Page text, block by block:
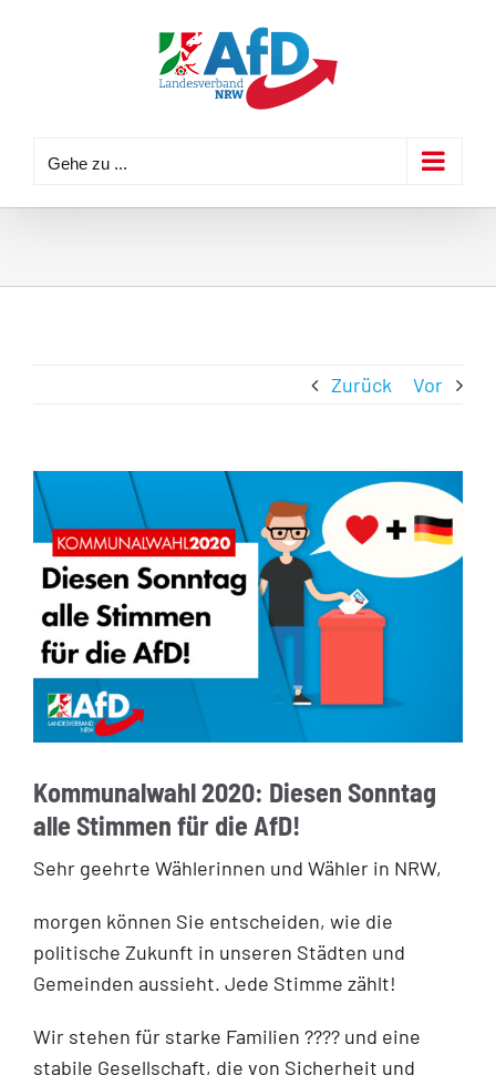
Gehe zu ...
Zurück Vor
Kommunalwahl 2020: Diesen Sonntag
alle Stimmen für die AfD!
Sehr geehrte Wählerinnen und Wähler in NRW,
morgen können Sie entscheiden, wie die
politische Zukunft in unseren Städten und
Gemeinden aussieht. Jede Stimme zählt!
Wir stehen für starke Familien ?‍?‍?‍? und eine
stabile Gesellschaft, die von Sicherheit und